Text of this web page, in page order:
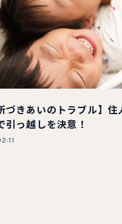
づきあいのトラブル】
引っ越しを決意！
11